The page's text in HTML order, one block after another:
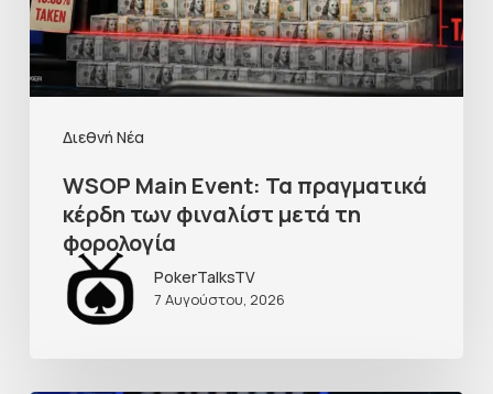
Διεθνή Νέα
WSOP Main Event: Τα πραγματικά
κέρδη των φιναλίστ μετά τη
φορολογία
PokerTalksTV
7 Αυγούστου, 2026